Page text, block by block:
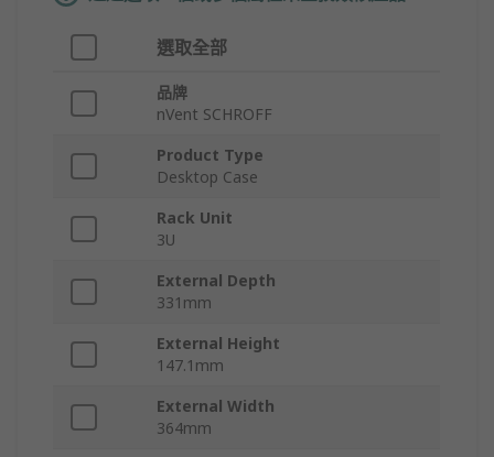
選取全部
品牌
nVent SCHROFF
Product Type
Desktop Case
Rack Unit
3U
External Depth
331mm
External Height
147.1mm
External Width
364mm